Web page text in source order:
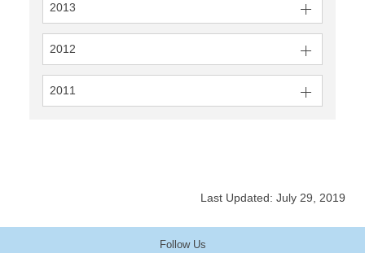
2013
2012
2011
Last Updated: July 29, 2019
Follow Us